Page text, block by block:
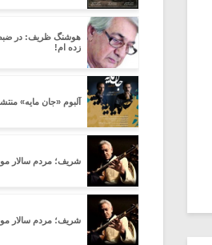
هوشنگ ظریف: در
زده ام!
آلبوم «جان مایه»
شریف؛ مردم سالار
شریف؛ مردم سالار